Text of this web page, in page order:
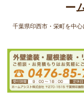
ー
千葉県印西市・栄町を中